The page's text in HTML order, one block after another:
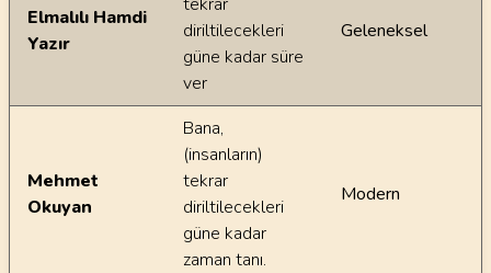
Elmalılı Hamdi
Yazır
diriltilecekleri
güne kadar süre
ver
Geleneksel
Mehmet
Okuyan
Bana,
(insanların)
tekrar
diriltilecekleri
güne kadar
zaman tanı.
Modern